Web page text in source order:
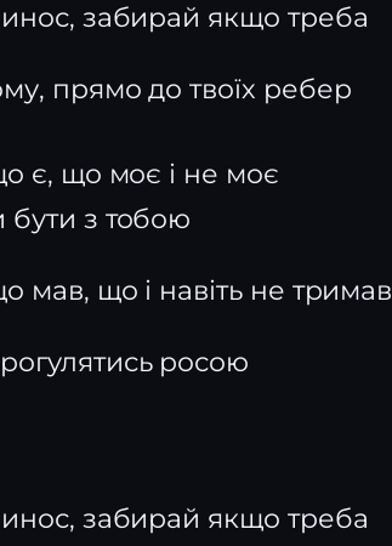
забирай якщо треба
прямо до твоїх ребер
є, що моє і не моє
з тобою
мав, що і навіть не тримав
росою
забирай якщо треба